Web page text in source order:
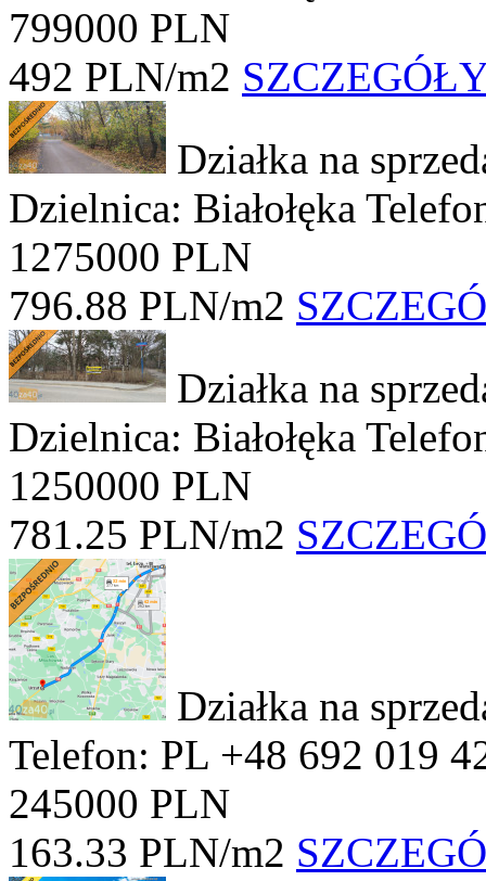
799000 PLN
492 PLN/m2
Działka na
Dzielnica: Białołęka
1275000 PLN
796.88 PLN/m2
Działka na
Dzielnica: Białołęka
1250000 PLN
781.25 PLN/m2
Działka na
Telefon: PL +48 692 019
245000 PLN
163.33 PLN/m2